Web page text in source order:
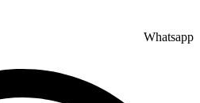
Whatsapp